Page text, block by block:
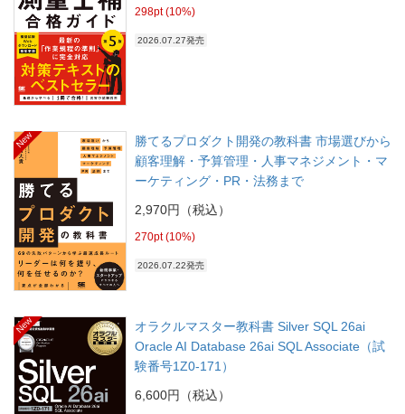
298pt (10%)
2026.07.27発売
New
勝てるプロダクト開発の教科書 市場選びから
顧客理解・予算管理・人事マネジメント・マ
ーケティング・PR・法務まで
2,970円（税込）
270pt (10%)
2026.07.22発売
New
オラクルマスター教科書 Silver SQL 26ai
Oracle AI Database 26ai SQL Associate（試
験番号1Z0-171）
6,600円（税込）